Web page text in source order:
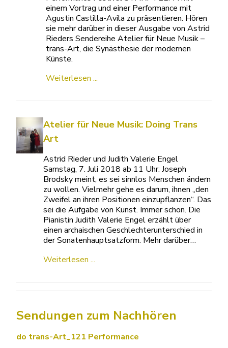
einem Vortrag und einer Performance mit
Agustin Castilla-Avila zu präsentieren. Hören
sie mehr darüber in dieser Ausgabe von Astrid
Rieders Sendereihe Atelier für Neue Musik –
trans-Art, die Synästhesie der modernen
Künste.
Weiterlesen ...
Atelier für Neue Musik: Doing Trans
Art
Astrid Rieder und Judith Valerie Engel
Samstag, 7. Juli 2018 ab 11 Uhr: Joseph
Brodsky meint, es sei sinnlos Menschen ändern
zu wollen. Vielmehr gehe es darum, ihnen „den
Zweifel an ihren Positionen einzupflanzen“. Das
sei die Aufgabe von Kunst. Immer schon. Die
Pianistin Judith Valerie Engel erzählt über
einen archaischen Geschlechterunterschied in
der Sonatenhauptsatzform. Mehr darüber…
Weiterlesen ...
Sendungen zum Nachhören
do trans-Art_121 Performance